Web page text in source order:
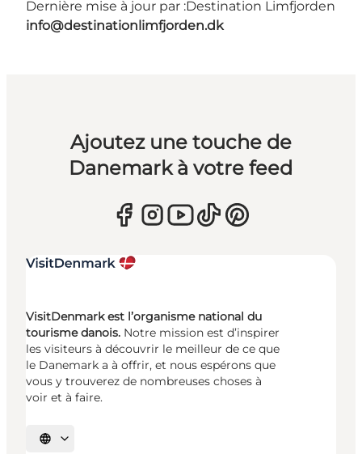
Dernière mise à jour par :Destination Limfjorden
info@destinationlimfjorden.dk
Ajoutez une touche de
Danemark à votre feed
VisitDenmark est l’organisme national du
tourisme danois. Notre mission est d’inspirer
les visiteurs à découvrir le meilleur de ce que
le Danemark a à offrir, et nous espérons que
vous y trouverez de nombreuses choses à
voir et à faire.
Choisissez la langue